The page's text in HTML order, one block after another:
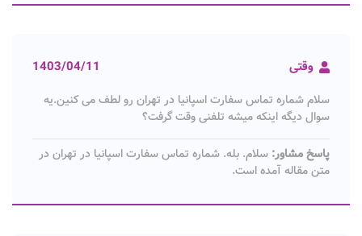
وقتی 1403/04/11
سلام شماره تماس سفارت اسپانیا در تهران رو لطف می کنین.یه
سوال دیگه اینکه میشه تلفنی وقت گرفت؟
پاسخ مشاور: سلام. بله. شماره تماس سفارت اسپانیا در تهران در
متن مقاله آمده است.